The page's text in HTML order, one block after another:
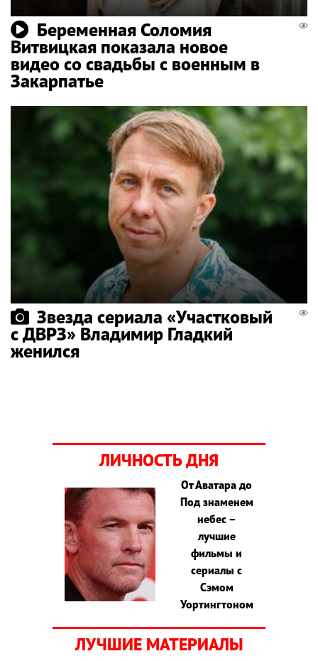
Беременная Соломия
Витвицкая показала новое
видео со свадьбы с военным в
Закарпатье
Звезда сериала «Участковый
с ДВРЗ» Владимир Гладкий
женился
ЛИЧНОСТЬ ДНЯ
От Аватара до
Под знаменем
небес –
лучшие
фильмы и
сериалы с
Сэмом
Уортингтоном
ЛУЧШИЕ МАТЕРИАЛЫ